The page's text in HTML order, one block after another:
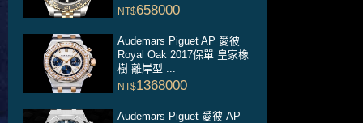
NT$658000
Audemars Piguet AP 愛彼
Royal Oak 2017保單 皇家橡
樹 離岸型 ...
NT$1368000
Audemars Piguet 愛彼 AP